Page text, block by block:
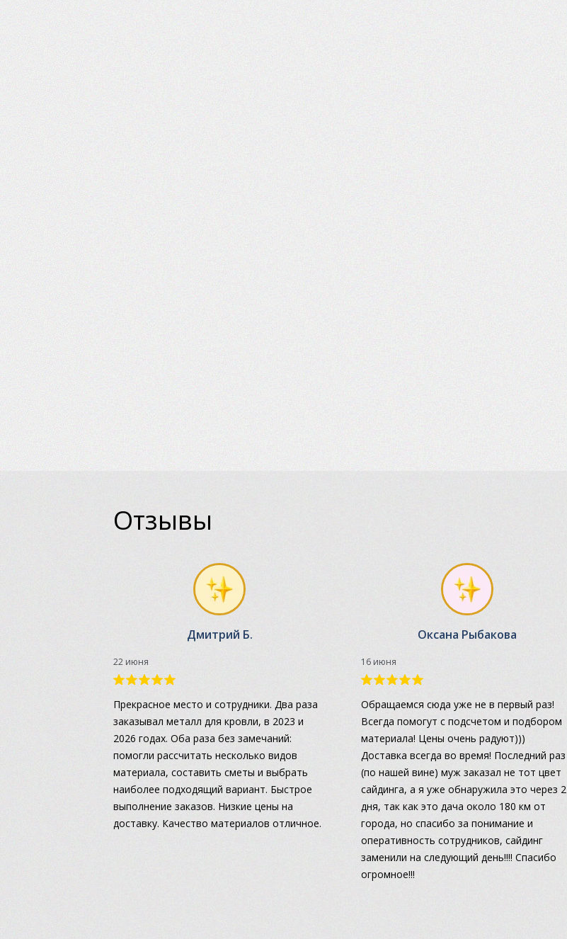
Отзывы
Дмитрий Б.
22 июня
Прекрасное место и сотрудники. Два раза
заказывал металл для кровли, в 2023 и
2026 годах. Оба раза без замечаний:
помогли рассчитать несколько видов
материала, составить сметы и выбрать
наиболее подходящий вариант. Быстрое
выполнение заказов. Низкие цены на
доставку. Качество материалов отличное.
Оксана Рыбакова
16 июня
Обращаемся сюда уже не в первый раз!
Всегда помогут с подсчетом и подбором
материала! Цены очень радуют)))
Доставка всегда во время! Последний раз
(по нашей вине) муж заказал не тот цвет
сайдинга, а я уже обнаружила это через 2
дня, так как это дача около 180 км от
города, но спасибо за понимание и
оперативность сотрудников, сайдинг
заменили на следующий день!!!! Спасибо
огромное!!!